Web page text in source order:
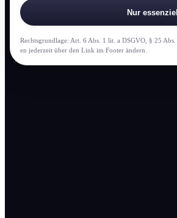
Nur
Rechtsgrundlage: Art. 6 Abs. 1 lit. a DSGVO, § 25
en jederzeit über den Link im Footer ändern.